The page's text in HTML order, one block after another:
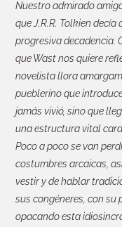
Nuestro admirado
que J.R.R. Tolkien
progresiva decadencia.
que Wast nos quiere
novelista llora
pueblerino que
jamás vivió, sino que
una estructura vital
Poco a poco se van
costumbres arcaicas,
vestir y de hablar
sus congéneres, con su
opacando esta